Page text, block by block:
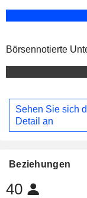
Börsennotierte
Sehen Sie sich
Detail an
Beziehungen
40